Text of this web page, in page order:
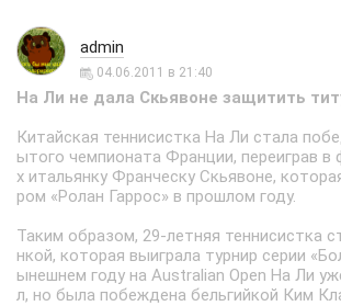
admin
04.06.2011 в 21:40
На Ли не дала Скьявоне защитить
Китайская теннисистка На Ли стала
ытого чемпионата Франции, переиграв в
х итальянку Франческу Скьявоне,
ром «Ролан Гаррос» в прошлом году.
Таким образом, 29-летняя теннисистка
нкой, которая выиграла турнир серии
ынешнем году на Australian Open На Ли
л, но была побеждена бельгийкой Ким